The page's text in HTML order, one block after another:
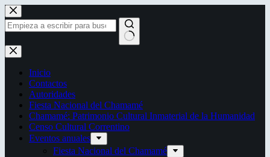
Saltar
al
contenido
Sin
resultados
Inicio
Contactos
Autoridades
Fiesta Nacional del Chamamé
Chamamé: Patrimonio Cultural Inmaterial de la Humanidad
Censo Cultural Correntino
Eventos anuales
Fiesta Nacional del Chamamé